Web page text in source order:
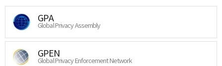
GPA
Global Privacy Assembly
GPEN
Global Privacy Enforcement Network